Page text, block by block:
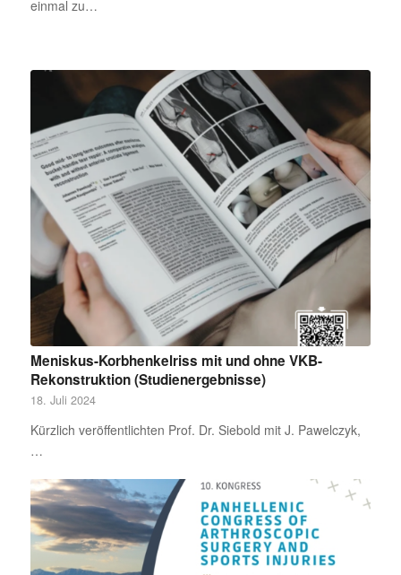
einmal zu…
Meniskus-Korbhenkelriss mit und ohne VKB-
Rekonstruktion (Studienergebnisse)
18. Juli 2024
Kürzlich veröffentlichten Prof. Dr. Siebold mit J. Pawelczyk,
…